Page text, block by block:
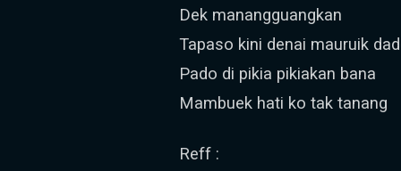
Dek manangguangkan
Tapaso kini denai mauruik
Pado di pikia pikiakan bana
Mambuek hati ko tak tanang
Reff :